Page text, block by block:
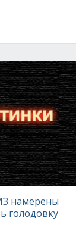
намерены
голодовку